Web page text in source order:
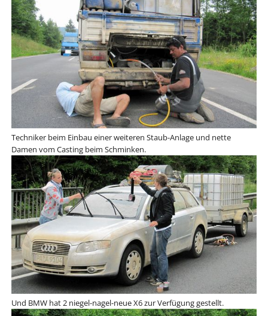
Techniker beim Einbau einer weiteren Staub-Anlage und nette
Damen vom Casting beim Schminken.
Und BMW hat 2 niegel-nagel-neue X6 zur Verfügung gestellt.